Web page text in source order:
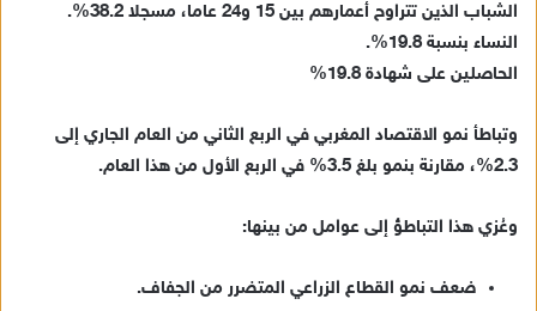
الشباب الذين تتراوح أعمارهم بين 15 و24 عاما، مسجلا 38.2%.
النساء بنسبة 19.8%.
الحاصلين على شهادة 19.8%
وتباطأ نمو الاقتصاد المغربي في الربع الثاني من العام الجاري إلى
2.3%، مقارنة بنمو بلغ 3.5% في الربع الأول من هذا العام.
وعُزي هذا التباطؤ إلى عوامل من بينها:
ضعف نمو القطاع الزراعي المتضرر من الجفاف.